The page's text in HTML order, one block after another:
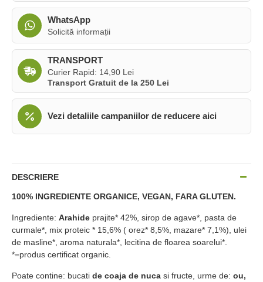
WhatsApp
Solicită informații
TRANSPORT
Curier Rapid: 14,90 Lei
Transport Gratuit de la 250 Lei
Vezi detaliile campaniilor de reducere aici
DESCRIERE
100% INGREDIENTE ORGANICE, VEGAN, FARA GLUTEN.
Ingrediente: Arahide prajite* 42%, sirop de agave*, pasta de
curmale*, mix proteic * 15,6% ( orez* 8,5%, mazare* 7,1%), ulei
de masline*, aroma naturala*, lecitina de floarea soarelui*.
*=produs certificat organic.
Poate contine: bucati de coaja de nuca si fructe, urme de: ou,